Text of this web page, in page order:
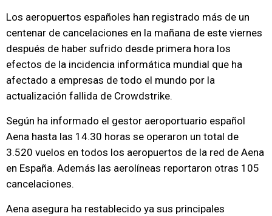
Los aeropuertos españoles han registrado más de un
centenar de cancelaciones en la mañana de este viernes
después de haber sufrido desde primera hora los
efectos de la incidencia informática mundial que ha
afectado a empresas de todo el mundo por la
actualización fallida de Crowdstrike.
Según ha informado el gestor aeroportuario español
Aena hasta las 14.30 horas se operaron un total de
3.520 vuelos en todos los aeropuertos de la red de Aena
en España. Además las aerolíneas reportaron otras 105
cancelaciones.
Aena asegura ha restablecido ya sus principales